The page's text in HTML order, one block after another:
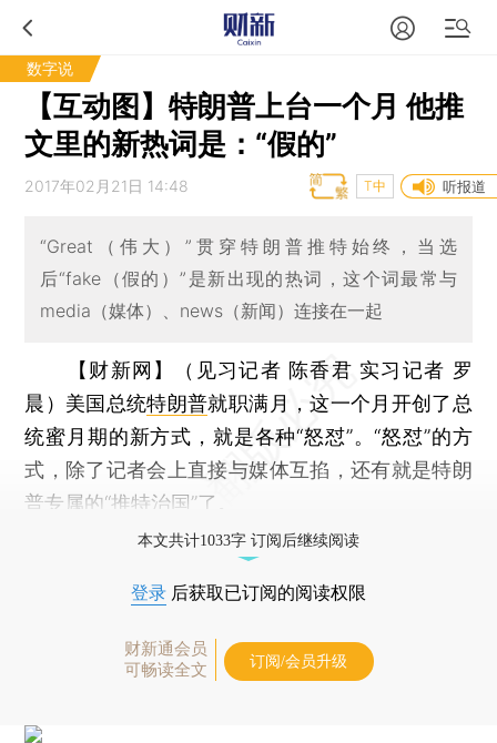
数字说
【互动图】特朗普上台一个月 他推
文里的新热词是：“假的”
2017年02月21日 14:48 听报道
T中
“Great（伟大）”贯穿特朗普推特始终，当选
后“fake（假的）”是新出现的热词，这个词最常与
media（媒体）、news（新闻）连接在一起
【财新网】（见习记者 陈香君 实习记者 罗
晨） 美国总统特朗普就职满月，这一个月开创了总
统蜜月期的新方式，就是各种“怒怼”。“怒怼”的方
式，除了记者会上直接与媒体互掐，还有就是特朗
普专属的“推特治国”了。
本文共计1033字 订阅后继续阅读
登录 后获取已订阅的阅读权限
财新通会员
可畅读全文
订阅/会员升级